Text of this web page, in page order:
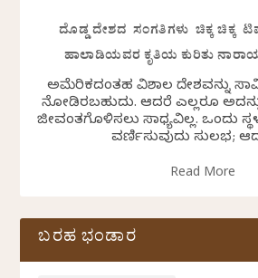
ದೊಡ್ಡ ದೇಶದ ಸಂಗತಿಗಳು ಚಿಕ್ಕ ಚಿಕ್ಕ
ಹಾಲಾಡಿಯವರ ಕೃತಿಯ ಕುರಿತು
ಅಮೆರಿಕದಂತಹ ವಿಶಾಲ ದೇಶವನ್ನು
ನೋಡಿರಬಹುದು. ಆದರೆ ಎಲ್ಲರೂ
ಜೀವಂತಗೊಳಿಸಲು ಸಾಧ್ಯವಿಲ್ಲ. ಒಂದು
ವರ್ಣಿಸುವುದು ಸುಲಭ;
Read More
ಬರಹ ಭಂಡಾರ